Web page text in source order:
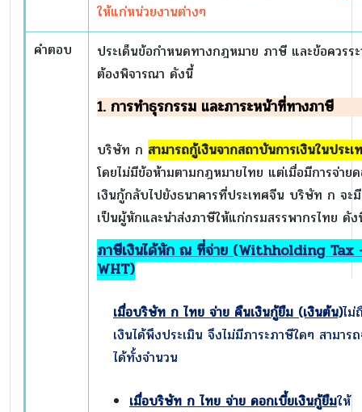
ให้แก่หน่วยงานต่างๆ
คำตอบ
ประเด็นข้อกำหนดทางกฎหมาย ภาษี และข้อควรร
ต้องพิจารณา ดังนี้
1. การทำธุรกรรม และภาระหน้าที่ทางภาษี
บริษัท ก สามารถกู้เงินจากสถาบันการเงินในประเ
โดยไม่มีข้อห้ามตามกฎหมายไทย แต่เมื่อมีการจ่าย
เงินกู้กลับไปยังธนาคารที่ประเทศจีน บริษัท ก จะ
เป็นผู้หักและนำส่งภาษีให้แก่กรมสรรพากรไทย ดั
ภาษีเงินได้หัก ณ ที่จ่าย (Withholding Tax
WHT)
เมื่อบริษัท ก ไทย จ่าย คืนเงินกู้ยืม (เงินต้น)ไม่
เงินได้พึงประเมิน จึงไม่มีภาระภาษีใดๆ สามาร
ได้ทั้งจำนวน
เมื่อบริษัท ก ไทย จ่าย ดอกเบี้ยเงินกู้ยืมให้